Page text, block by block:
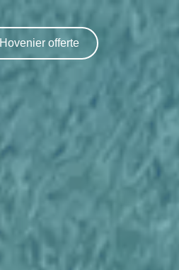
Hovenier offerte